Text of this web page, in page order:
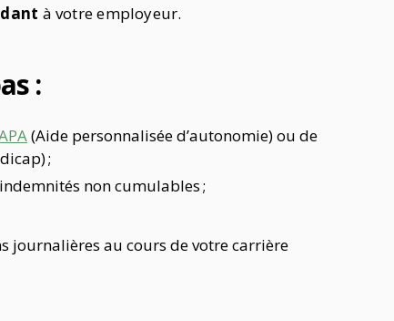
à votre employeur.
:
(Aide personnalisée d’autonomie) ou de
;
non cumulables ;
journalières au cours de votre carrière